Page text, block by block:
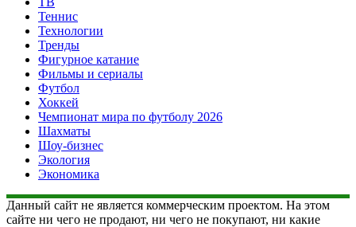
Теннис
Технологии
Тренды
Фигурное катание
Фильмы и сериалы
Футбол
Хоккей
Чемпионат мира по футболу 2026
Шахматы
Шоу-бизнес
Экология
Экономика
Данный сайт не является коммерческим проектом. На этом
сайте ни чего не продают, ни чего не покупают, ни какие